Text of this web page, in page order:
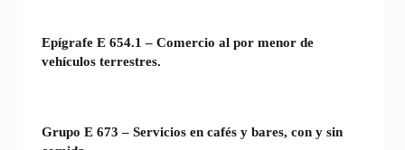
Epígrafe E 654.1 – Comercio al por menor de
vehículos terrestres.
Grupo E 673 – Servicios en cafés y bares, con y sin